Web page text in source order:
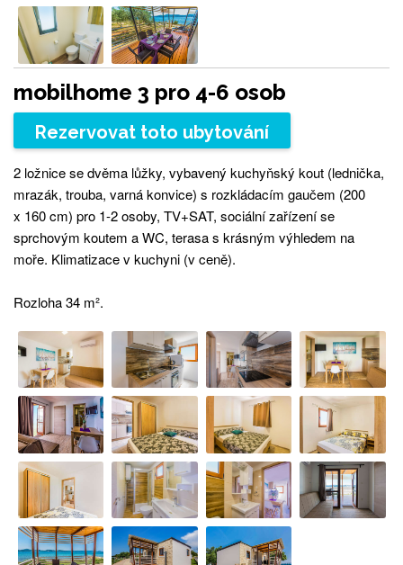
mobilhome 3 pro 4-6 osob
Rezervovat toto ubytování
2 ložnice se dvěma lůžky, vybavený kuchyňský kout (lednička,
mrazák, trouba, varná konvice) s rozkládacím gaučem (200
x 160 cm) pro 1-2 osoby, TV+SAT, sociální zařízení se
sprchovým koutem a WC, terasa s krásným výhledem na
moře. Klimatizace v kuchyni (v ceně).
Rozloha 34 m².